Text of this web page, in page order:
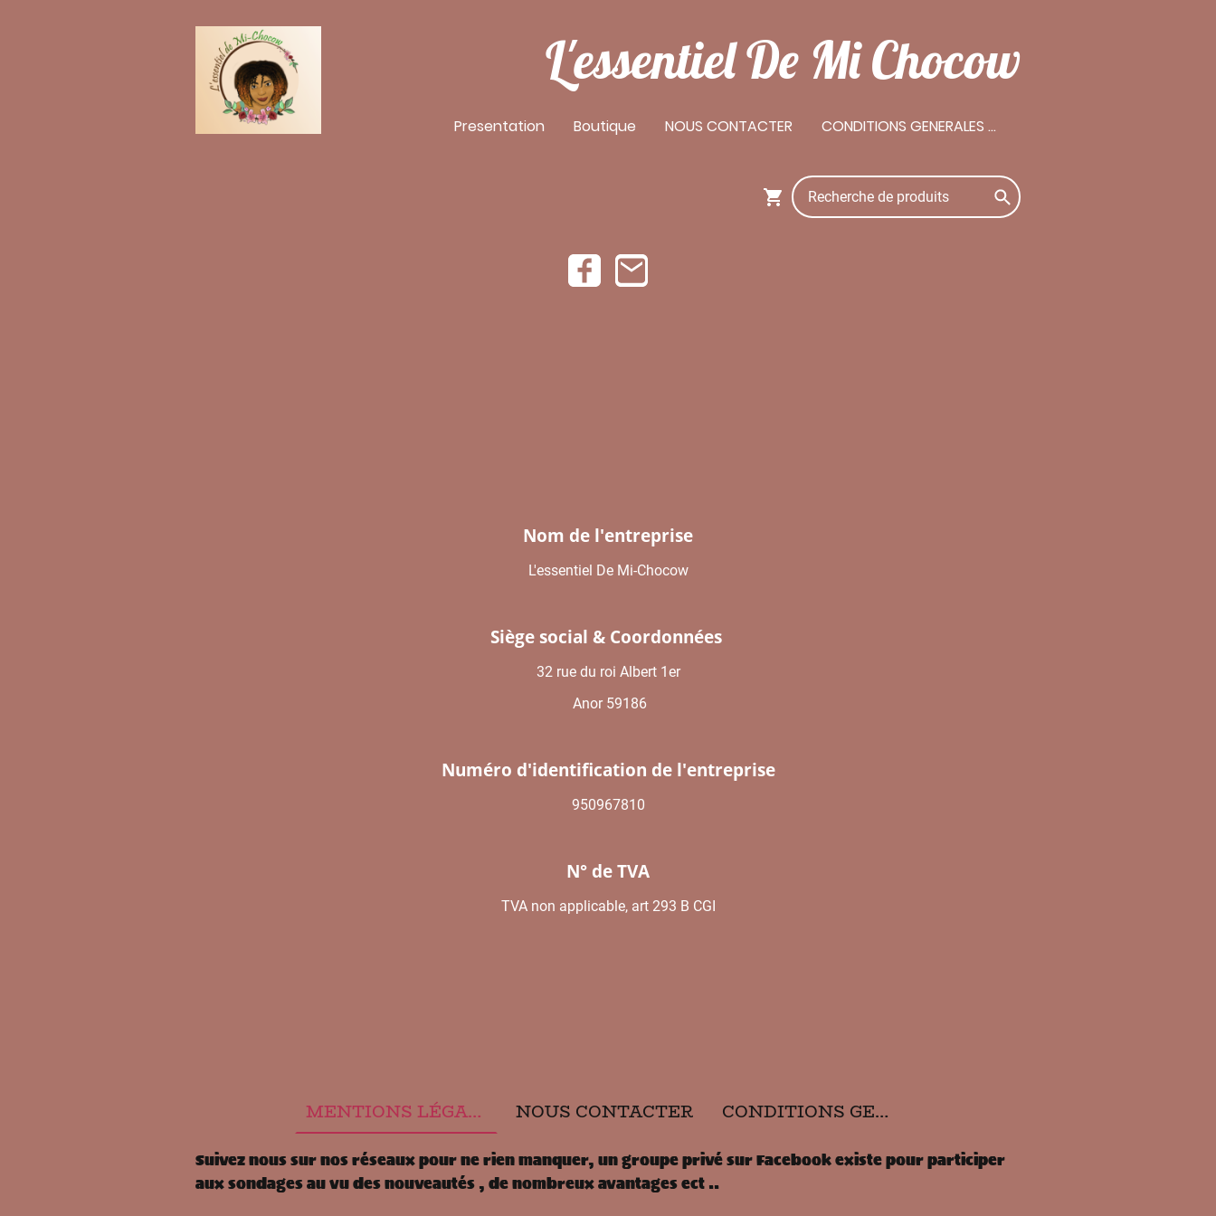
L'essentiel De Mi Chocow
Presentation Boutique NOUS CONTACTER CONDITIONS GENERALES DE VENTES
Nom de l'entreprise
L'essentiel De Mi-Chocow
Siège social & Coordonnées
32 rue du roi Albert 1er
Anor 59186
Numéro d'identification de l'entreprise
950967810
N° de TVA
TVA non applicable, art 293 B CGI
MENTIONS LÉGALES NOUS CONTACTER CONDITIONS GENERALES DE VENTES
Suivez nous sur nos réseaux pour ne rien manquer, un groupe privé sur Facebook existe pour participer
aux sondages au vu des nouveautés , de nombreux avantages ect ..